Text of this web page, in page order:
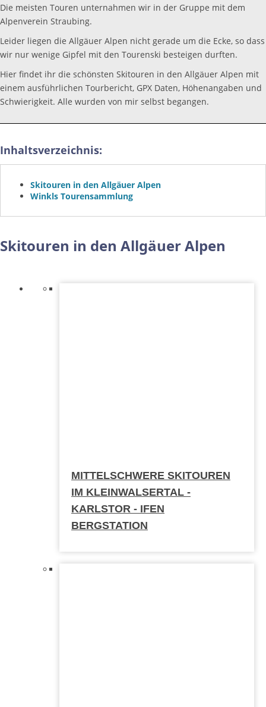
Die meisten Touren unternahmen wir in der Gruppe mit dem
Alpenverein Straubing.
Leider liegen die Allgäuer Alpen nicht gerade um die Ecke, so dass
wir nur wenige Gipfel mit den Tourenski besteigen durften.
Hier findet ihr die schönsten Skitouren in den Allgäuer Alpen mit
einem ausführlichen Tourbericht, GPX Daten, Höhenangaben und
Schwierigkeit. Alle wurden von mir selbst begangen.
Inhaltsverzeichnis:
Skitouren in den Allgäuer Alpen
Winkls Tourensammlung
Skitouren in den Allgäuer Alpen
MITTELSCHWERE SKITOUREN
IM KLEINWALSERTAL -
KARLSTOR - IFEN
BERGSTATION